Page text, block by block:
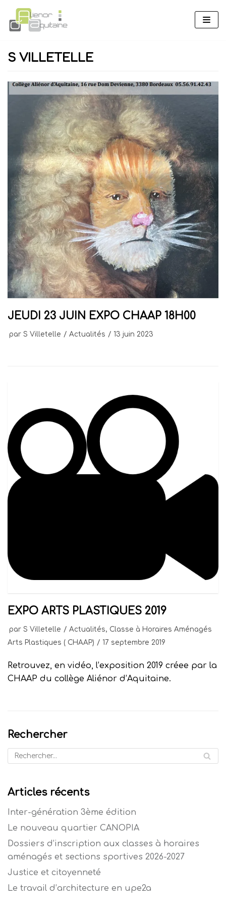
Aller
au
S VILLETELLE
JEUDI 23 JUIN EXPO CHAAP 18H00
par S Villetelle Actualités 13 juin 2023
EXPO ARTS PLASTIQUES 2019
par S Villetelle Actualités, Classe à Horaires Aménagés
Arts Plastiques ( CHAAP)
17 septembre 2019
Retrouvez, en vidéo, l’exposition 2019 créee par la
CHAAP du collège Aliénor d’Aquitaine.
Rechercher
Articles récents
Inter-génération 3ème édition
Le nouveau quartier CANOPIA
Dossiers d’inscription aux classes à horaires
aménagés et sections sportives 2026-2027
Justice et citoyenneté
Le travail d’architecture en upe2a